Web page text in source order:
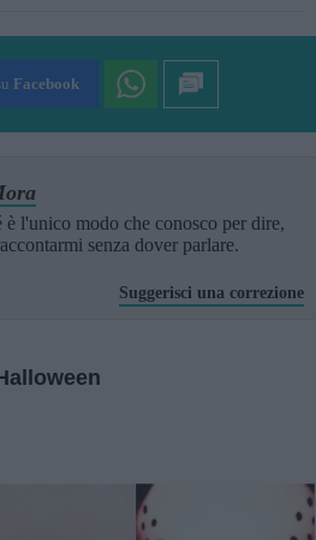
Facebook
è l'unico modo che conosco per dire,
senza dover parlare.
Suggerisci una correzione